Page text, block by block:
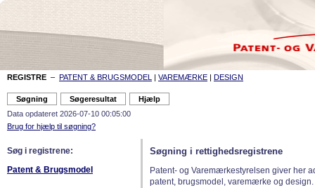
REGISTRE – PATENT & BRUGSMODEL | VAREMÆRKE | DESIGN
Data opdateret 2026-07-10 00:05:00
Brug for hjælp til søgning?
Søg i registrene:
Patent & Brugsmodel
Søgning i rettighedsregistrene
Patent- og Varemærkestyrelsen giver her
patent, brugsmodel, varemærke og design.